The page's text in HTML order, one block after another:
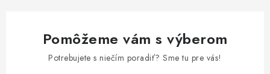
Pomôžeme vám s výberom
Potrebujete s niečím poradiť? Sme tu pre vás!